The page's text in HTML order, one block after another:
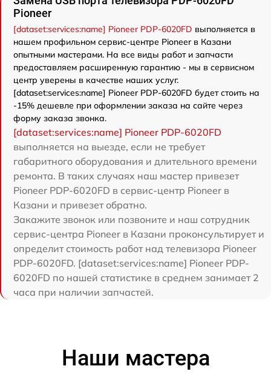
Pioneer
[dataset:services:name] Pioneer PDP-6020FD выполняется в
нашем профильном сервис-центре Pioneer в Казани
опытными мастерами. На все виды работ и запчасти
предоставляем расширенную гарантию - мы в сервисном
центр уверены в качестве наших услуг.
[dataset:services:name] Pioneer PDP-6020FD будет стоить на
-15% дешевле при оформлении заказа на сайте через
форму заказа звонка.
[dataset:services:name] Pioneer PDP-6020FD
выполняется на выезде, если не требует
габаритного оборудования и длительного времени
ремонта. В таких случаях наш мастер привезет
Pioneer PDP-6020FD в сервис-центр Pioneer в
Казани и привезет обратно.
Закажите звонок или позвоните и наш сотрудник
сервис-центра Pioneer в Казани проконсультирует и
определит стоимость работ над телевизора Pioneer
PDP-6020FD. [dataset:services:name] Pioneer PDP-
6020FD по нашей статистике в среднем занимает 2
часа при наличии запчастей.
Наши мастера